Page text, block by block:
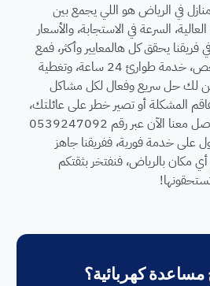
في الرياض هو اللي يجمع بين
السرعة في الاستجابة، والأسعار
فريقنا يحقق كل هالمعايير وأكثر، فمع
خبرتنا، وفريق محترف مرخص، خدمة طوارئ 24 ساعة، وتغطية
لك حل سريع وفعال لكل مشاكل
المشكلة أو تصير خطر على عائلتك،
وعند أول علامة عطل تواصل معنا الآن عبر رقم 0539247092
على خدمة فورية، ففريقنا جاهز
مكان بالرياض، فنفتخر بثقتكم
كهربائية؟